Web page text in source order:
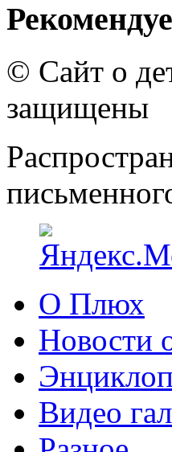
© Сайт о
защищены
О Плюх
Новости
Видео